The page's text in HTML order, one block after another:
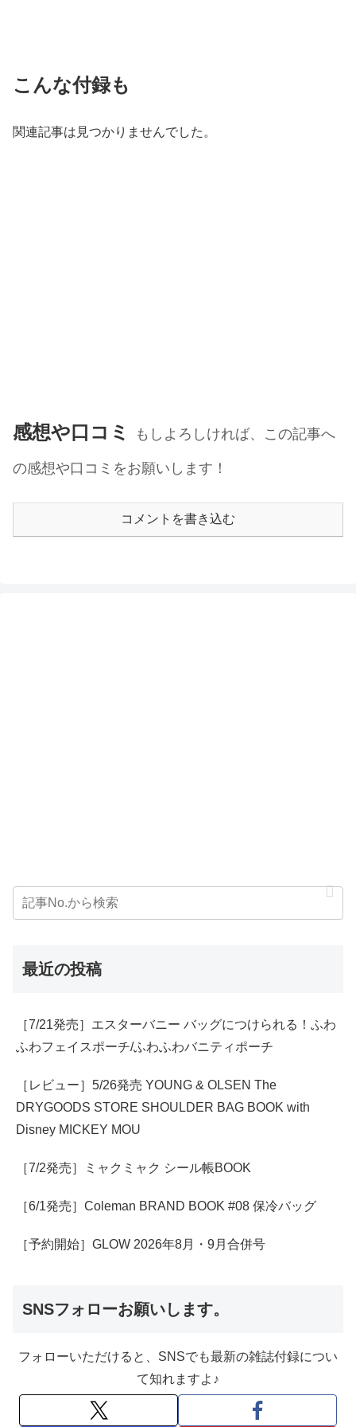
こんな付録も
関連記事は見つかりませんでした。
感想や口コミ
もしよろしければ、この記事へ
の感想や口コミをお願いします！
コメントを書き込む
最近の投稿
［7/21発売］エスターバニー バッグにつけられる！ふわ
ふわフェイスポーチ/ふわふわバニティポーチ
［レビュー］5/26発売 YOUNG & OLSEN The
DRYGOODS STORE SHOULDER BAG BOOK with
Disney MICKEY MOU
［7/2発売］ミャクミャク シール帳BOOK
［6/1発売］Coleman BRAND BOOK #08 保冷バッグ
［予約開始］GLOW 2026年8月・9月合併号
SNSフォローお願いします。
フォローいただけると、SNSでも最新の雑誌付録につい
て知れますよ♪